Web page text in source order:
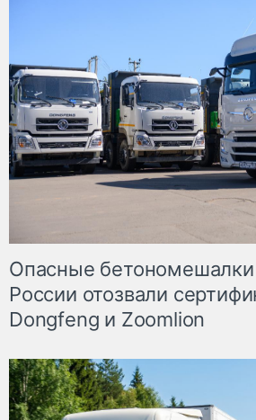
Опасные бетономешалки
России отозвали
Dongfeng и Zoomlion